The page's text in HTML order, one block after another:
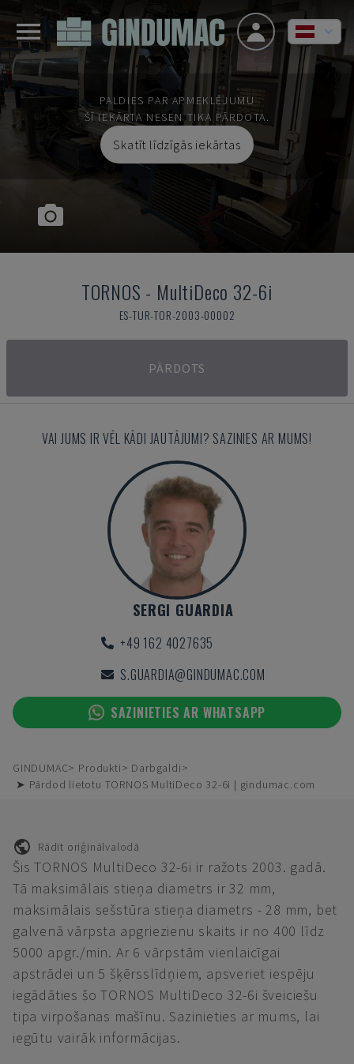
PALDIES PAR APMEKLĒJUMU
ŠĪ IEKĀRTA NESEN TIKA PĀRDOTA.
Skatīt līdzīgās iekārtas
TORNOS - MultiDeco 32-6i
ES-TUR-TOR-2003-00002
PĀRDOTS
VAI JUMS IR VĒL KĀDI JAUTĀJUMI? SAZINIES AR MUMS!
SERGI GUARDIA
+49 162 4027635
S.GUARDIA@GINDUMAC.COM
SAZINIETIES AR WHATSAPP
GINDUMAC Produkti
Darbgaldi
➤ Pārdod lietotu TORNOS MultiDeco 32-6i | gindumac.com
Rādīt oriģinālvalodā
Šis TORNOS MultiDeco 32-6i ir ražots 2003. gadā.
Tā maksimālais stieņa diametrs ir 32 mm,
maksimālais sešstūra stieņa diametrs - 28 mm, bet
galvenā vārpsta apgriezienu skaits ir no 400 līdz
5000 apgr./min. Ar 6 vārpstām vienlaicīgai
apstrādei un 5 šķērsslīdņiem, apsveriet iespēju
iegādāties šo TORNOS MultiDeco 32-6i šveiciešu
tipa virpošanas mašīnu. Sazinieties ar mums, lai
iegūtu vairāk informācijas.